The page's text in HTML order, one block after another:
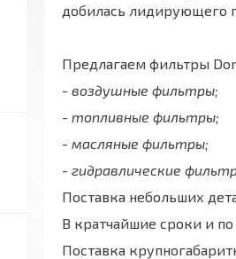
добилась лидирующего
Предлагаем фильтры
- воздушные фильтры;
- топливные фильтры;
- масляные фильтры;
- гидравлические
Поставка небольших
В кратчайшие сроки и
Поставка